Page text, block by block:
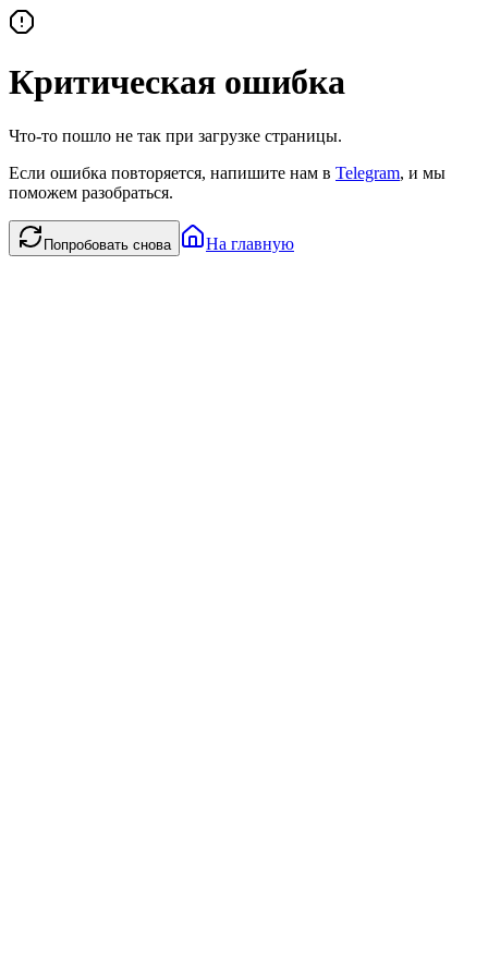
Критическая ошибка
Что-то пошло не так при загрузке страницы.
Если ошибка повторяется, напишите нам в Telegram, и мы
поможем разобраться.
Попробовать снова На главную